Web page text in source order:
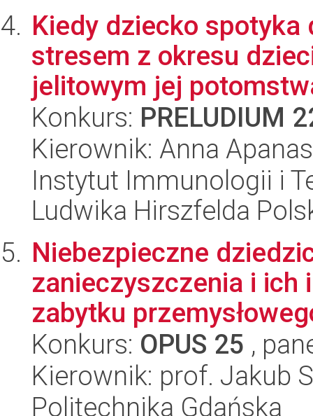
Kiedy dziecko
stresem z okresu
jelitowym jej
Konkurs: PRELUDIUM
Kierownik: Anna
Instytut Immunologii i
Ludwika Hirszfelda
Niebezpieczne
zanieczyszczenia i
zabytku
Konkurs: OPUS 25 ,
Kierownik: prof. Jakub
Politechnika Gdańska